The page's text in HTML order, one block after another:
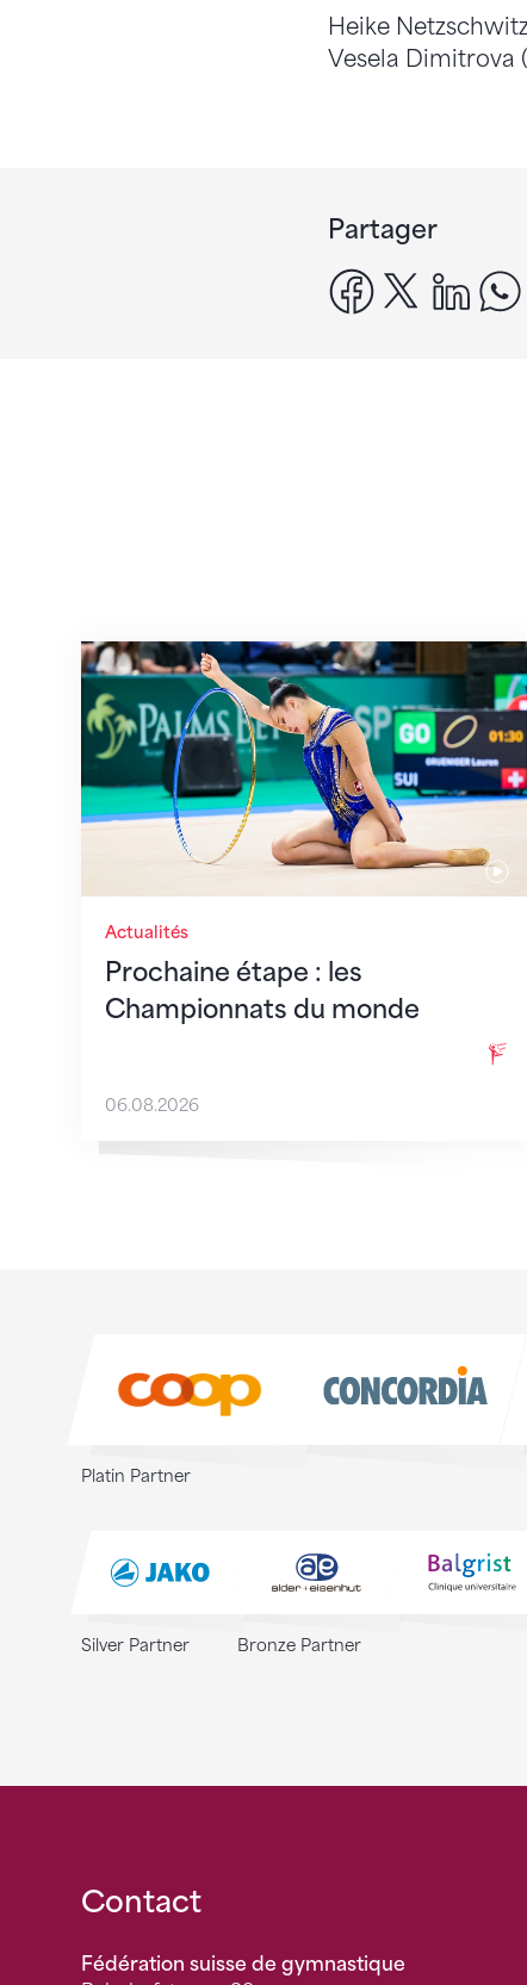
Heike
Vesela Dimitrova
Partager
facebook
x
Actualités
Prochaine étape : les
Championnats du monde
Prochaine étape : les Championnats du
06.08.2026
Platin Partner
Silver Partner Bronze Partner
Fusszeile
Contact
Fédération suisse de gymnastique